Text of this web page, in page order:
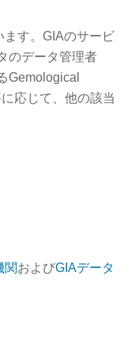
す。GIAのサービ
のデータ管理者
Gemological
応じて、他の該当
関およびGIAデータ